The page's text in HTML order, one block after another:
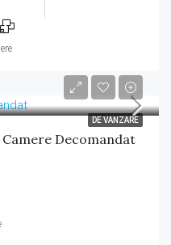
DE VANZARE
Decomandat